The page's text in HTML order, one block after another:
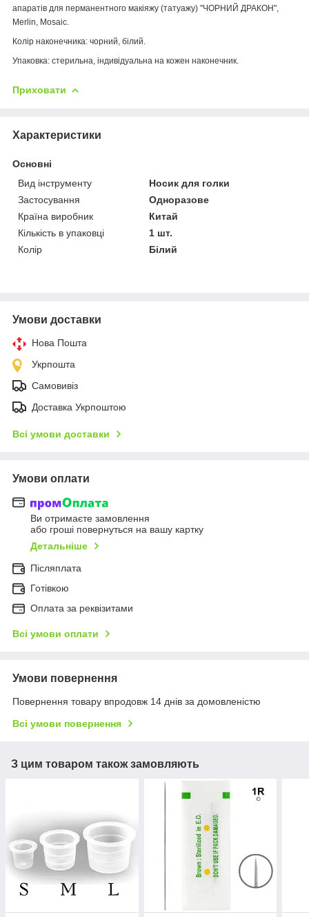
апаратів для перманентного макіяжу (татуажу) "ЧОРНИЙ ДРАКОН",
Merlin, Mosaic.
Колір наконечника: чорний, білий.
Упаковка: стерильна, індивідуальна на кожен наконечник.
Приховати
Характеристики
Основні
Вид інструменту
Носик для голки
Застосування
Одноразове
Країна виробник
Китай
Кількість в упаковці
1 шт.
Колір
Білий
Умови доставки
Нова Пошта
Укрпошта
Самовивіз
Доставка Укрпоштою
Всі умови доставки
Умови оплати
Ви отримаєте замовлення
або гроші повернуться на вашу картку
Детальніше
Післяплата
Готівкою
Оплата за реквізитами
Всі умови оплати
Умови повернення
Повернення товару впродовж 14 днів за домовленістю
Всі умови повернення
З цим товаром також замовляють